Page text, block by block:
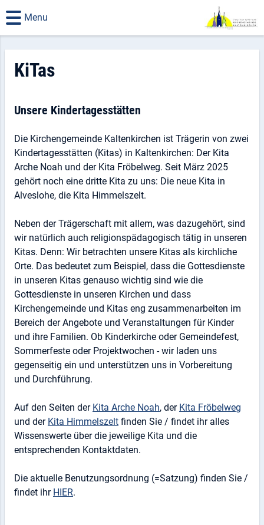
Menu
KiTas
Unsere Kindertagesstätten
Die Kirchengemeinde Kaltenkirchen ist Trägerin von zwei
Kindertagesstätten (Kitas) in Kaltenkirchen: Der Kita
Arche Noah und der Kita Fröbelweg. Seit März 2025
gehört noch eine dritte Kita zu uns: Die neue Kita in
Alveslohe, die Kita Himmelszelt.
Neben der Trägerschaft mit allem, was dazugehört, sind
wir natürlich auch religionspädagogisch tätig in unseren
Kitas. Denn: Wir betrachten unsere Kitas als kirchliche
Orte. Das bedeutet zum Beispiel, dass die Gottesdienste
in unseren Kitas genauso wichtig sind wie die
Gottesdienste in unseren Kirchen und dass
Kirchengemeinde und Kitas eng zusammenarbeiten im
Bereich der Angebote und Veranstaltungen für Kinder
und ihre Familien. Ob Kinderkirche oder Gemeindefest,
Sommerfeste oder Projektwochen - wir laden uns
gegenseitig ein und unterstützen uns in Vorbereitung
und Durchführung.
Auf den Seiten der Kita Arche Noah, der Kita Fröbelweg
und der Kita Himmelszelt finden Sie / findet ihr alles
Wissenswerte über die jeweilige Kita und die
entsprechenden Kontaktdaten.
Die aktuelle Benutzungsordnung (=Satzung) finden Sie /
findet ihr HIER.